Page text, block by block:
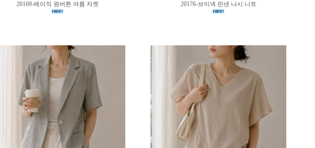
20169-베이직 원버튼 여름 자켓 20176-브이넥 린넨 나시 니트